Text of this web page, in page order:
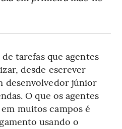
tarefas que agentes
desde escrever
desenvolvedor júnior
O que os agentes
muitos campos é
usando o